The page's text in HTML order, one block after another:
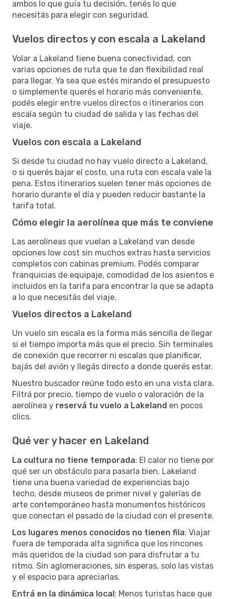
ambos lo que guía tu decisión, tenés lo que
necesitás para elegir con seguridad.
Vuelos directos y con escala a Lakeland
Volar a Lakeland tiene buena conectividad, con
varias opciones de ruta que te dan flexibilidad real
para llegar. Ya sea que estés mirando el presupuesto
o simplemente querés el horario más conveniente,
podés elegir entre vuelos directos o itinerarios con
escala según tu ciudad de salida y las fechas del
viaje.
Vuelos con escala a Lakeland
Si desde tu ciudad no hay vuelo directo a Lakeland,
o si querés bajar el costo, una ruta con escala vale la
pena. Estos itinerarios suelen tener más opciones de
horario durante el día y pueden reducir bastante la
tarifa total.
Cómo elegir la aerolínea que más te conviene
Las aerolíneas que vuelan a Lakeland van desde
opciones low cost sin muchos extras hasta servicios
completos con cabinas premium. Podés comparar
franquicias de equipaje, comodidad de los asientos e
incluidos en la tarifa para encontrar la que se adapta
a lo que necesitás del viaje.
Vuelos directos a Lakeland
Un vuelo sin escala es la forma más sencilla de llegar
si el tiempo importa más que el precio. Sin terminales
de conexión que recorrer ni escalas que planificar,
bajás del avión y llegás directo a donde querés estar.
Nuestro buscador reúne todo esto en una vista clara.
Filtrá por precio, tiempo de vuelo o valoración de la
aerolínea y reservá tu vuelo a Lakeland en pocos
clics.
Qué ver y hacer en Lakeland
La cultura no tiene temporada: El calor no tiene por
qué ser un obstáculo para pasarla bien. Lakeland
tiene una buena variedad de experiencias bajo
techo, desde museos de primer nivel y galerías de
arte contemporáneo hasta monumentos históricos
que conectan el pasado de la ciudad con el presente.
Los lugares menos conocidos no tienen fila: Viajar
fuera de temporada alta significa que los rincones
más queridos de la ciudad son para disfrutar a tu
ritmo. Sin aglomeraciones, sin esperas, solo las vistas
y el espacio para apreciarlas.
Entrá en la dinámica local: Menos turistas hace que